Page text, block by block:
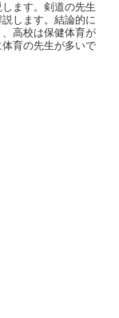
ます。剣道の先生
します。結論的に
高校は保健体育が
育の先生が多いで